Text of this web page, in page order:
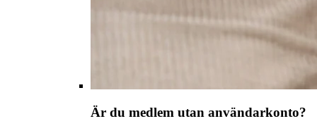
Är du medlem utan användarkonto?